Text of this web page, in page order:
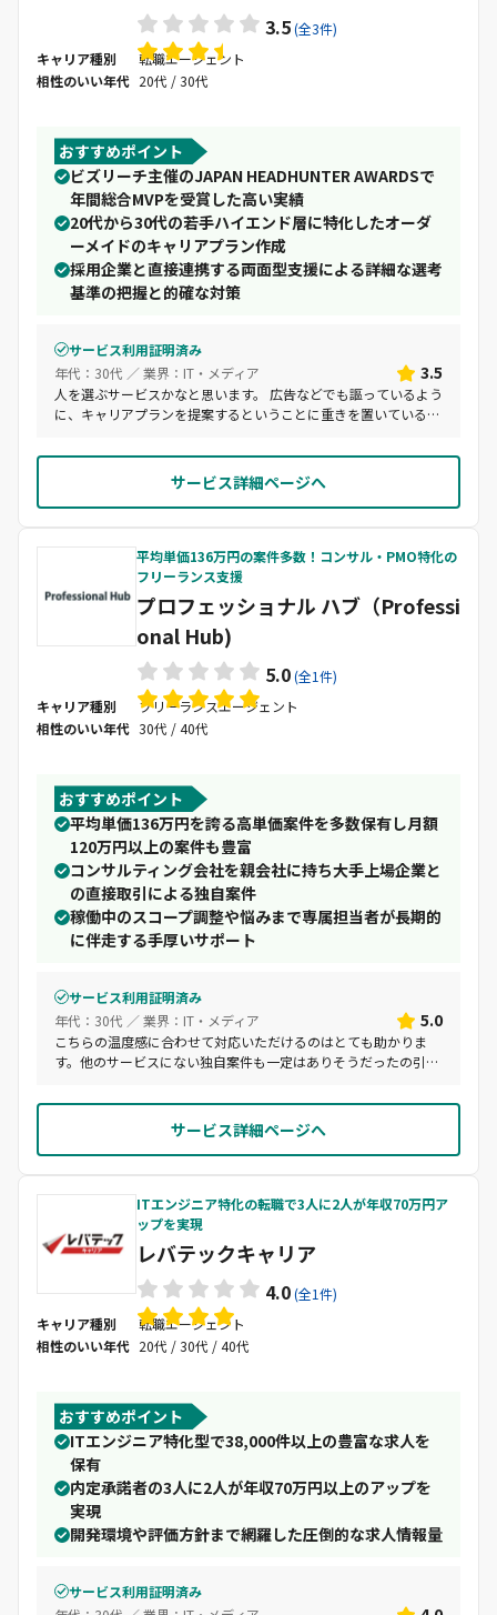
3.5(全3件)
キャリア種別
転職エージェント
相性のいい年代 20代 / 30代
おすすめポイント
ビズリーチ主催のJAPAN HEADHUNTER AWARDSで
年間総合MVPを受賞した高い実績
20代から30代の若手ハイエンド層に特化したオーダ
ーメイドのキャリアプラン作成
採用企業と直接連携する両面型支援による詳細な選考
基準の把握と的確な対策
サービス利用証明済み
年代：30代 ／ 業界：IT・メディア
3.5
人を選ぶサービスかなと思います。 広告などでも謳っているよう
に、キャリアプランを提案するということに重きを置いている印
人などにお勧めです。 気軽な気持ちで利用したい、社会人経験が
浅いなどの方は、他のサービスの方が利用しやすいかなと思いま
サービス詳細ページへ
平均単価136万円の案件多数！コンサル・PMO特化の
フリーランス支援
プロフェッショナル ハブ（Professi
onal Hub)
5.0(全1件)
キャリア種別
フリーランスエージェント
相性のいい年代 30代 / 40代
おすすめポイント
平均単価136万円を誇る高単価案件を多数保有し月額
120万円以上の案件も豊富
コンサルティング会社を親会社に持ち大手上場企業と
の直接取引による独自案件
稼働中のスコープ調整や悩みまで専属担当者が長期的
に伴走する手厚いサポート
サービス利用証明済み
年代：30代 ／ 業界：IT・メディア
5.0
こちらの温度感に合わせて対応いただけるのはとても助かりま
す。他のサービスにない独自案件も一定はありそうだったの引き
サービス詳細ページへ
ITエンジニア特化の転職で3人に2人が年収70万円ア
ップを実現
レバテックキャリア
4.0(全1件)
キャリア種別
転職エージェント
相性のいい年代 20代 / 30代 / 40代
おすすめポイント
ITエンジニア特化型で38,000件以上の豊富な求人を
保有
内定承諾者の3人に2人が年収70万円以上のアップを
実現
開発環境や評価方針まで網羅した圧倒的な求人情報量
サービス利用証明済み